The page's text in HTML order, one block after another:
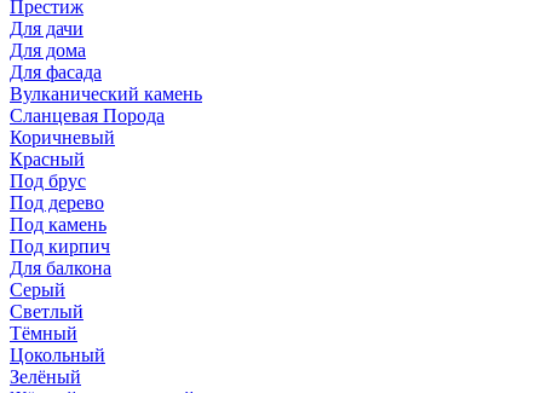
Престиж
Для дачи
Для дома
Для фасада
Вулканический камень
Сланцевая Порода
Коричневый
Красный
Под брус
Под дерево
Под камень
Под кирпич
Для балкона
Серый
Светлый
Тёмный
Цокольный
Зелёный